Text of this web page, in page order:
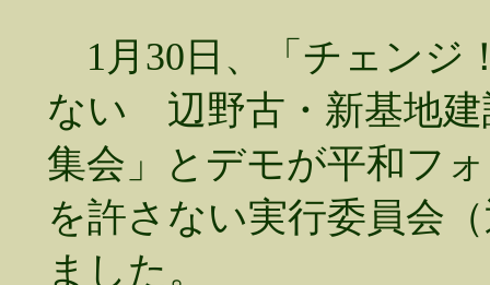
1月30日、「チェンジ
ない 辺野古・新基地
集会」とデモが平和フ
を許さない実行委員会
ました。